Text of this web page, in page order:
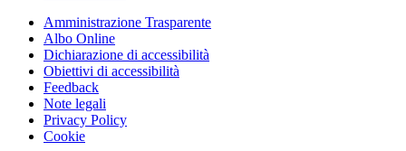
Amministrazione Trasparente
Albo Online
Dichiarazione di accessibilità
Obiettivi di accessibilità
Feedback
Note legali
Privacy Policy
Cookie